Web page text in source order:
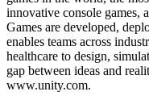
innovative console games,
Games are developed,
enables teams across
healthcare to design,
gap between ideas and
www.unity.com.